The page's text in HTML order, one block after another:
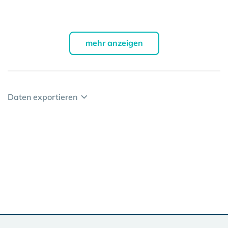
mehr anzeigen
Daten exportieren